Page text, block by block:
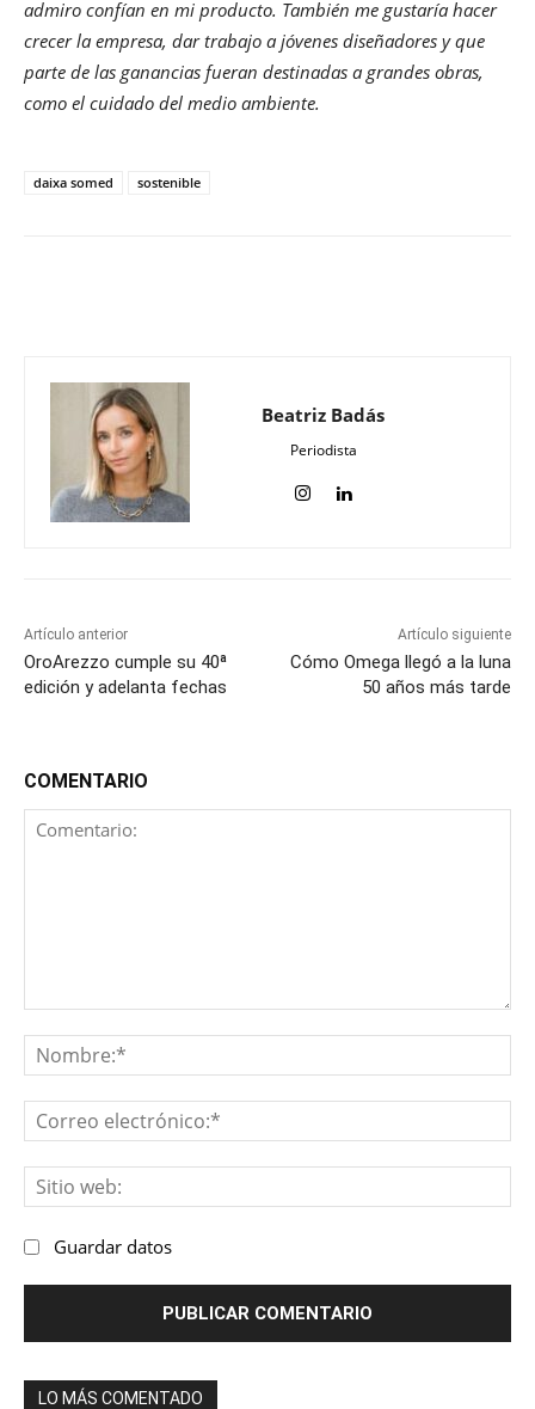
admiro confían en mi producto. También me gustaría hacer
crecer la empresa, dar trabajo a jóvenes diseñadores y que
parte de las ganancias fueran destinadas a grandes obras,
como el cuidado del medio ambiente.
daixa somed sostenible
Beatriz Badás
Periodista
Artículo anterior
OroArezzo cumple su 40ª
edición y adelanta fechas
Artículo siguiente
Cómo Omega llegó a la luna
50 años más tarde
COMENTARIO
Guardar datos
LO MÁS COMENTADO